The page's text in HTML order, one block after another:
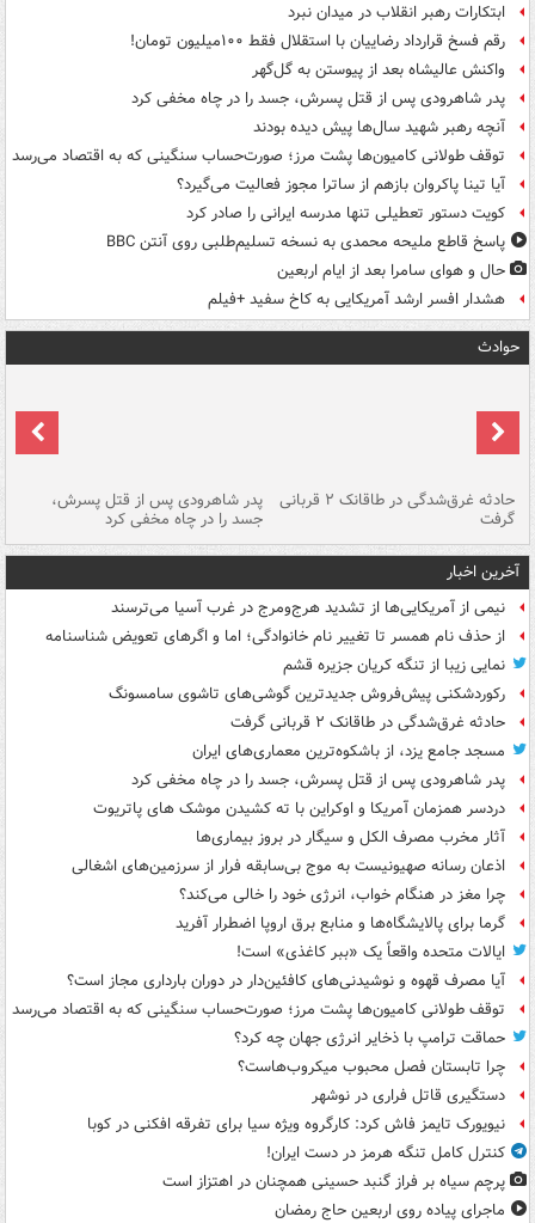
ابتکارات رهبر انقلاب در میدان نبرد
رقم فسخ قرارداد رضاییان با استقلال فقط ۱۰۰میلیون تومان!
واکنش عالیشاه بعد از پیوستن به گل‌گهر
پدر شاهرودی پس از قتل پسرش، جسد را در چاه مخفی کرد
آنچه رهبر شهید سال‌ها پیش دیده بودند
توقف طولانی کامیون‌ها پشت مرز؛ صورت‌حساب سنگینی که به اقتصاد می‌رسد
آیا تینا پاکروان بازهم از ساترا مجوز فعالیت می‌گیرد؟
کویت دستور تعطیلی تنها مدرسه ایرانی را صادر کرد
پاسخ قاطع ملیحه محمدی به نسخه تسلیم‌طلبی روی آنتن BBC
حال و هوای سامرا بعد از ایام اربعین
هشدار افسر ارشد آمریکایی به کاخ سفید +فیلم
حوادث
حادثه غرق‌شدگی در طاقانک ۲ قربانی
گرفت
پدر شاهرودی پس از قتل پسرش،
جسد را در چاه مخفی کرد
آخرین اخبار
نیمی از آمریکایی‌ها از تشدید هرج‌ومرج در غرب آسیا می‌ترسند
از حذف نام همسر تا تغییر نام خانوادگی؛ اما و اگرهای تعویض شناسنامه
نمایی زیبا از تنگه کریان جزیره قشم
رکوردشکنی پیش‌فروش جدیدترین گوشی‌های تاشوی سامسونگ
حادثه غرق‌شدگی در طاقانک ۲ قربانی گرفت
مسجد جامع یزد، از باشکوه‌ترین معماری‌های ایران
پدر شاهرودی پس از قتل پسرش، جسد را در چاه مخفی کرد
دردسر همزمان آمریکا و اوکراین با ته کشیدن موشک های پاتریوت
آثار مخرب مصرف الکل و سیگار در بروز بیماری‌ها
اذعان رسانه صهیونیست به موج بی‌سابقه فرار از سرزمین‌های اشغالی
چرا مغز در هنگام خواب، انرژی خود را خالی می‌کند؟
گرما برای پالایشگاه‌ها و منابع برق اروپا اضطرار آفرید
ایالات متحده واقعاً یک «ببر کاغذی» است!
آیا مصرف قهوه و نوشیدنی‌های کافئین‌دار در دوران بارداری مجاز است؟
توقف طولانی کامیون‌ها پشت مرز؛ صورت‌حساب سنگینی که به اقتصاد می‌رسد
حماقت ترامپ با ذخایر انرژی جهان چه کرد؟
چرا تابستان فصل محبوب میکروب‌هاست؟
دستگیری قاتل فراری در نوشهر
نیویورک تایمز فاش کرد: کارگروه ویژه سیا برای تفرقه افکنی در کوبا
کنترل کامل تنگه هرمز در دست ایران!
پرچم سیاه بر فراز گنبد حسینی همچنان در اهتزاز است
ماجرای پیاده روی اربعین حاج رمضان